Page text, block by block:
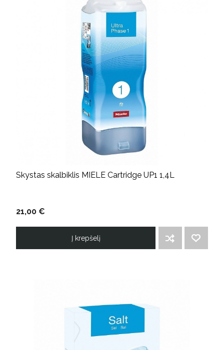
Skystas skalbiklis MIELE Cartridge UP1 1,4L
21,00 €
Į krepšelį